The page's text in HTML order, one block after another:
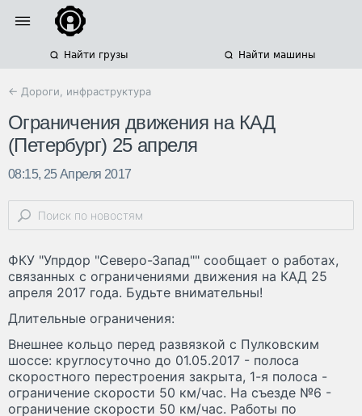
Найти грузы Найти машины
← Дороги, инфраструктура
Ограничения движения на КАД
(Петербург) 25 апреля
08:15, 25 Апреля 2017
ФКУ "Упрдор "Северо-Запад"" сообщает о работах,
связанных с ограничениями движения на КАД 25
апреля 2017 года. Будьте внимательны!
Длительные ограничения:
Внешнее кольцо перед развязкой с Пулковским
шоссе: круглосуточно до 01.05.2017 - полоса
скоростного перестроения закрыта, 1-я полоса -
ограничение скорости 50 км/час. На съезде №6 -
ограничение скорости 50 км/час. Работы по